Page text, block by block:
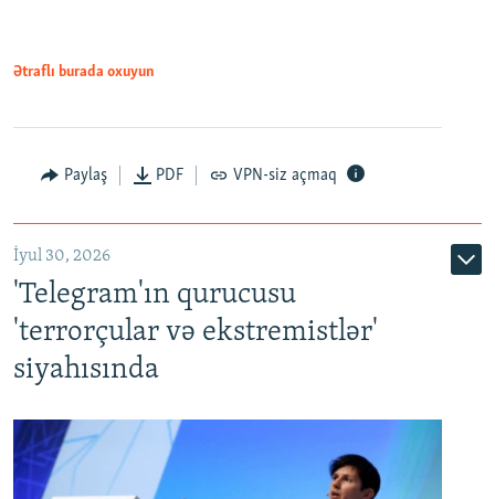
Ətraflı burada oxuyun
Paylaş PDF VPN-siz açmaq
İyul 30, 2026
'Telegram'ın qurucusu
'terrorçular və ekstremistlər'
siyahısında